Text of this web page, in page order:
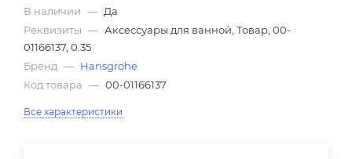
В наличии — Да
Реквизиты — Аксессуары для ванной, Товар, 00-
01166137, 0.35
Бренд — Hansgrohe
Код товара — 00-01166137
Все характеристики